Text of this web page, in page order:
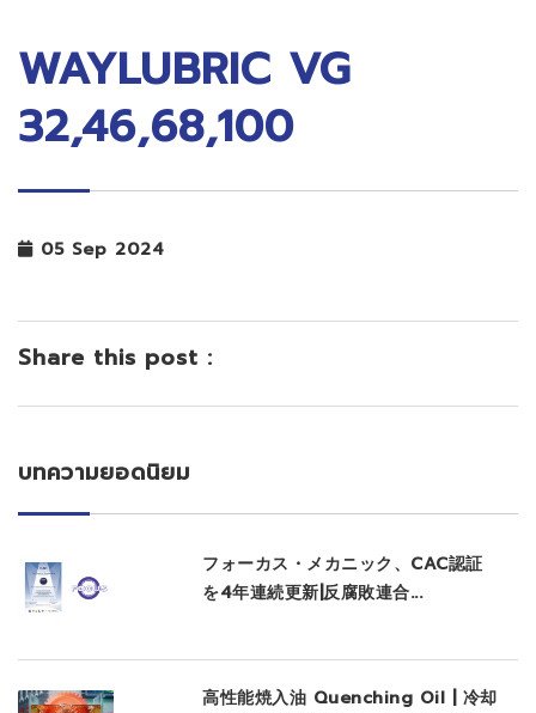
WAYLUBRIC VG
32,46,68,100
05 Sep 2024
Share this post :
บทความยอดนิยม
フォーカス・メカニック、CAC認証
を4年連続更新|反腐敗連合...
高性能焼入油 Quenching Oil | 冷却